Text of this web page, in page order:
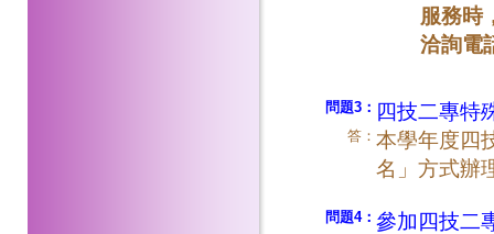
服務時
洽詢電
問題3： 四技二專特
答： 本學年度四
名」方式辦
問題4： 參加四技二